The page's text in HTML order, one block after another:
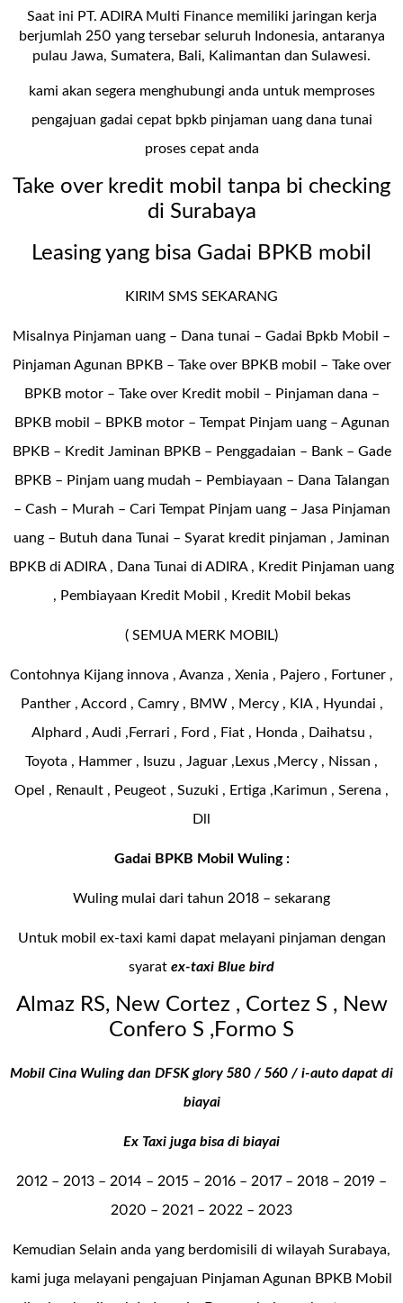
Saat ini PT. ADIRA Multi Finance memiliki jaringan kerja
berjumlah 250 yang tersebar seluruh Indonesia, antaranya
pulau Jawa, Sumatera, Bali, Kalimantan dan Sulawesi.
kami akan segera menghubungi anda untuk memproses
pengajuan gadai cepat bpkb pinjaman uang dana tunai
proses cepat anda
Take over kredit mobil tanpa bi checking
di Surabaya
Leasing yang bisa Gadai BPKB mobil
KIRIM SMS SEKARANG
Misalnya Pinjaman uang – Dana tunai – Gadai Bpkb Mobil
–
Pinjaman Agunan BPKB – Take over BPKB mobil – Take over
BPKB motor – Take over Kredit mobil – Pinjaman dana –
BPKB mobil – BPKB motor – Tempat Pinjam uang – Agunan
BPKB – Kredit Jaminan BPKB – Penggadaian – Bank – Gade
BPKB – Pinjam uang mudah – Pembiayaan – Dana Talangan
– Cash – Murah – Cari Tempat Pinjam uang – Jasa Pinjaman
uang – Butuh dana Tunai – Syarat kredit pinjaman , Jaminan
BPKB di ADIRA , Dana Tunai di ADIRA , Kredit Pinjaman uang
, Pembiayaan Kredit Mobil , Kredit Mobil bekas
( SEMUA MERK MOBIL)
Contohnya Kijang innova , Avanza , Xenia , Pajero , Fortuner ,
Panther , Accord , Camry , BMW , Mercy , KIA , Hyundai ,
Alphard , Audi ,Ferrari , Ford , Fiat , Honda , Daihatsu ,
Toyota , Hammer , Isuzu , Jaguar ,Lexus ,Mercy , Nissan ,
Opel , Renault , Peugeot , Suzuki , Ertiga ,Karimun , Serena ,
Dll
Gadai BPKB Mobil Wuling :
Wuling mulai dari tahun 2018 – sekarang
Untuk mobil ex-taxi kami dapat melayani pinjaman dengan
syarat ex-taxi Blue bird
Almaz RS, New Cortez , Cortez S , New
Confero S ,Formo S
Mobil Cina Wuling dan DFSK glory 580 / 560 / i-auto dapat di
biayai
Ex Taxi juga bisa di biayai
2012 – 2013 – 2014 – 2015 – 2016 – 2017 – 2018 – 2019 –
2020 – 2021 – 2022 – 2023
Kemudian Selain anda yang berdomisili di wilayah Surabaya,
kami juga melayani pengajuan Pinjaman Agunan BPKB Mobil